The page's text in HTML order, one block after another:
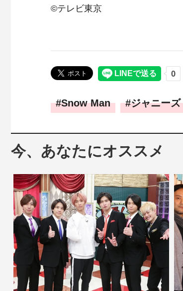
©テレビ東京
Snow Man ジャニーズ
今、あなたにオススメ